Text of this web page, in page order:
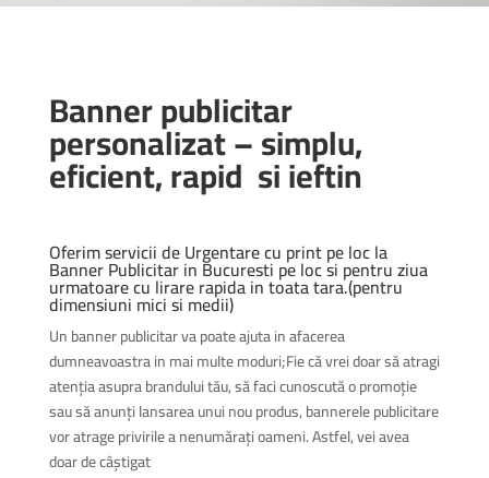
Banner publicitar
personalizat – simplu,
eficient, rapid si ieftin
Oferim servicii de Urgentare cu print pe loc la
Banner Publicitar in Bucuresti pe loc si pentru ziua
urmatoare cu lirare rapida in toata tara.(pentru
dimensiuni mici si medii)
Un banner publicitar va poate ajuta in afacerea
dumneavoastra in mai multe moduri;Fie că vrei doar să atragi
atenția asupra brandului tău, să faci cunoscută o promoție
sau să anunți lansarea unui nou produs, bannerele publicitare
vor atrage privirile a nenumărați oameni. Astfel, vei avea
doar de câștigat